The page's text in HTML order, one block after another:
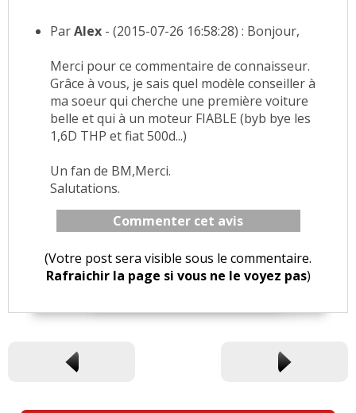
ParAlex - (2015-07-26 16:58:28) : Bonjour,
Merci pour ce commentaire de connaisseur.
Grâce à vous, je sais quel modèle conseiller à
ma soeur qui cherche une première voiture
belle et qui à un moteur FIABLE (byb bye les
1,6D THP et fiat 500d...)
Un fan de BM,Merci.
Salutations.
Commenter cet avis
(Votre post sera visible sous le commentaire.
Rafraichir la page si vous ne le voyez pas)